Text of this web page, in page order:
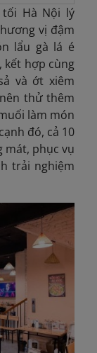
tối Hà Nội lý
vị đậm
lẩu gà lá é
kết hợp cùng
và ớt xiêm
thử thêm
làm món
đó, cả 10
mát, phục vụ
trải nghiệm